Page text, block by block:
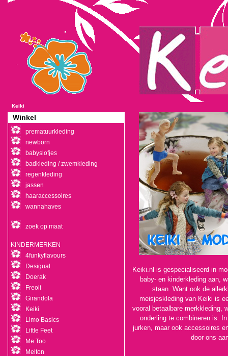
Keiki
Keiki.nl is gespecialiseerd in
baby- en kinderkleding aan,
staan. Want ook de
meisjeskleding van Keiki is
vooral betaalbare merkkleding,
onderling te combineren is.
jurken, maar ook accessoires
door ons
Winkel
prematuurkleding
newborn
babyslofjes
badkleding / zwemkleding
regenkleding
jassen
haaraccessoires
wannahaves
zoek op maat
KINDERMERKEN
4funkyflavours
Desigual
Doerak
Freoli
Girandola
Keiki
Limo Basics
Little Feet
Me Too
Melton